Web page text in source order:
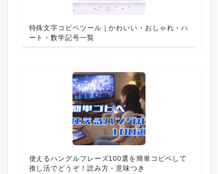
特殊文字コピペツール｜かわいい・おしゃれ・ハ
ート・数学記号一覧
使えるハングルフレーズ100選を簡単コピペして
推し活でどうぞ！読み方・意味つき